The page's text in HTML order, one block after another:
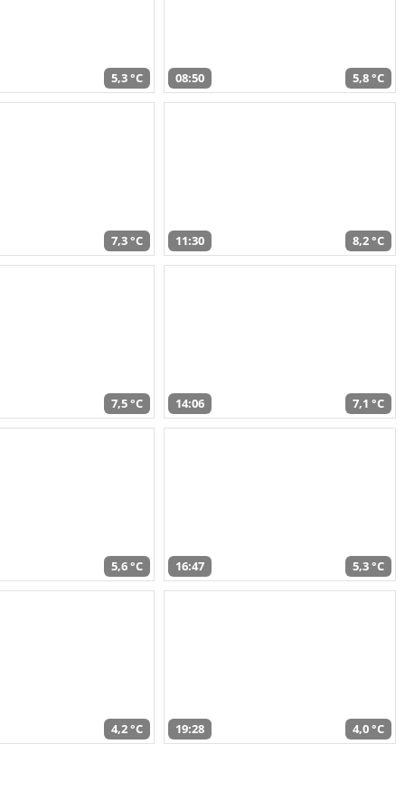
5,3 °C 08:50 5,8 °C
7,3 °C 11:30 8,2 °C
7,5 °C 14:06 7,1 °C
5,6 °C 16:47 5,3 °C
4,2 °C 19:28 4,0 °C